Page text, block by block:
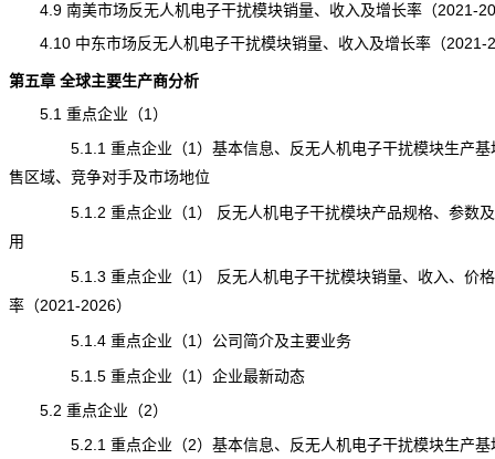
4.9 南美市场反无人机电子干扰模块销量、收入及增长率（2021-
4.10 中东市场反无人机电子干扰模块销量、收入及增长率（2021-
第五章 全球主要生产商分析
5.1 重点企业（1）
5.1.1 重点企业（1）基本信息、反无人机电子干扰模块生产基
售区域、竞争对手及市场地位
5.1.2 重点企业（1） 反无人机电子干扰模块产品规格、参数及
用
5.1.3 重点企业（1） 反无人机电子干扰模块销量、收入、价格
率（2021-2026）
5.1.4 重点企业（1）公司简介及主要业务
5.1.5 重点企业（1）企业最新动态
5.2 重点企业（2）
5.2.1 重点企业（2）基本信息、反无人机电子干扰模块生产基